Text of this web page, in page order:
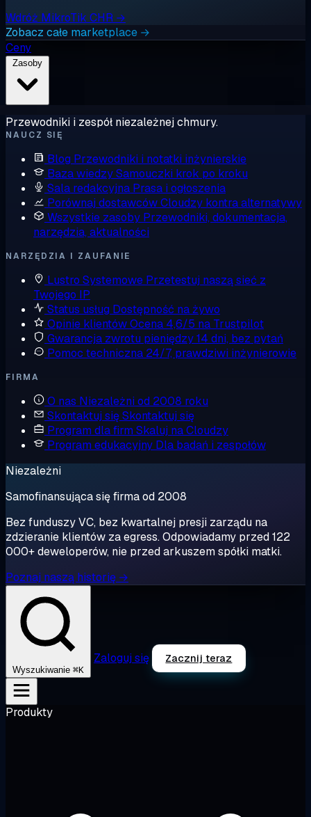
Wdróż MikroTik CHR →
Zobacz całe marketplace →
Ceny
Przewodniki i zespół niezależnej chmury.
NAUCZ SIĘ
Blog Przewodniki i notatki inżynierskie
Baza wiedzySamouczki krok po kroku
Sala redakcyjna Prasa i ogłoszenia
Porównaj dostawcówCloudzy kontra alternatywy
Wszystkie zasoby Przewodniki, dokumentacja,
narzędzia, aktualności
NARZĘDZIA I ZAUFANIE
Lustro Systemowe Przetestuj naszą sieć z
Twojego IP
Status usług Dostępność na żywo
Opinie klientówOcena 4,6/5 na Trustpilot
Gwarancja zwrotu pieniędzy14 dni, bez pytań
Pomoc techniczna 24/7, prawdziwi inżynierowie
FIRMA
O nas Niezależni od 2008 roku
Skontaktuj sięSkontaktuj się
Program dla firm Skaluj na Cloudzy
Program edukacyjny Dla badań i zespołów
Niezależni
Samofinansująca się firma od 2008
Bez funduszy VC, bez kwartalnej presji zarządu na
zdzieranie klientów za egress. Odpowiadamy przed 122
000+ deweloperów, nie przed arkuszem spółki matki.
Poznaj naszą historię →
Wyszukiwanie ⌘K
Zaloguj się Zacznij teraz
Produkty